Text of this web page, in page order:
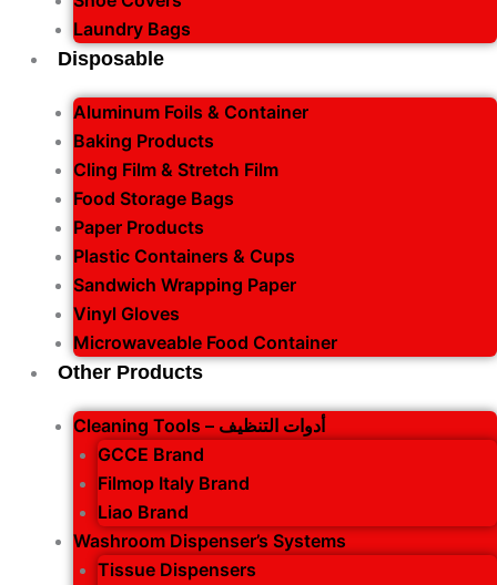
Laundry Bags
Disposable
Aluminum Foils & Container
Baking Products
Cling Film & Stretch Film
Food Storage Bags
Paper Products
Plastic Containers & Cups
Sandwich Wrapping Paper
Vinyl Gloves
Microwaveable Food Container
Other Products
Cleaning Tools – أدوات التنظيف
GCCE Brand
Filmop Italy Brand
Liao Brand
Washroom Dispenser’s Systems
Tissue Dispensers